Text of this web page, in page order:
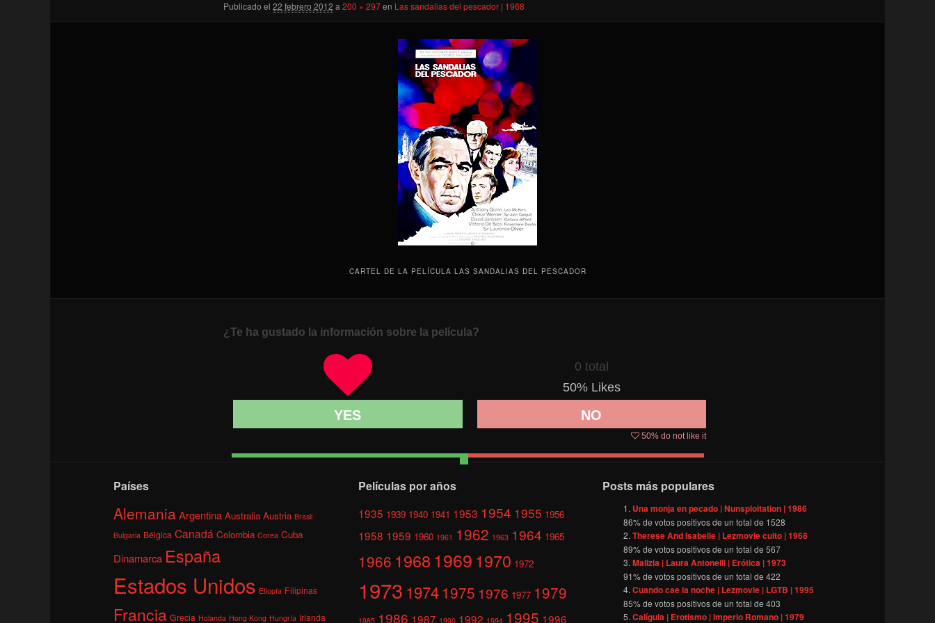
Publicado el 22 febrero 2012 a200 × 297en Las sandalias del pescador | 1968
CARTEL DE LA PELÍCULA LAS SANDALIAS DEL PESCADOR
¿Te ha gustado la información sobre la película?
0 total
50% Likes
YES NO
50% do not like it
Países
AlemaniaArgentina Australia Austria Brasil
Bulgaria Bélgica Canadá Colombia Corea Cuba
Dinamarca España
Estados Unidos Etiopía Filipinas
Francia Grecia Holanda Hong Kong Hungría Irlanda
Películas por años
1935 1939 1940 1941 1953 1954 1955 1956
1958 1959 1960 1961 1962 1963 1964 1965
1966 1968 1969 1970 1972
1973 1974 1975 1976 1977 1979
1985 1986 1987 1990 1992 1994 1995 1996
Posts más populares
Una monja en pecado | Nunsploitation | 1986
86% de votos positivos de un total de 1528
Therese And Isabelle | Lezmovie culto | 1968
89% de votos positivos de un total de567
Malizia | Laura Antonelli | Erótica | 1973
91% de votos positivos de un total de422
Cuando cae la noche | Lezmovie | LGTB | 1995
85% de votos positivos de un total de403
Calígula | Erotismo | Imperio Romano | 1979